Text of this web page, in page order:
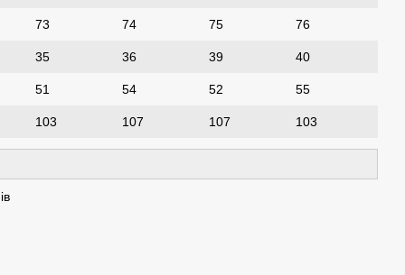
73 74 75 76
35 36 39 40
51 54 52 55
103 107 107 103